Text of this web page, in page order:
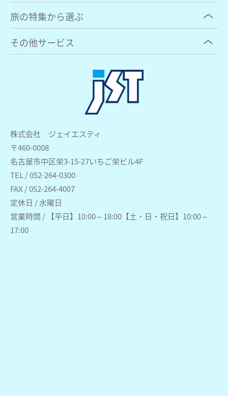
株式会社 ジェイエスティ
〒460-0008
名古屋市中区栄3-15-27いちご栄ビル4F
TEL / 052-264-0300
FAX / 052-264-4007
定休日 / 水曜日
営業時間 / 【平日】10:00～18:00【土・日・祝日】10:00～
17:00
旅の特集から選ぶ
その他サービス